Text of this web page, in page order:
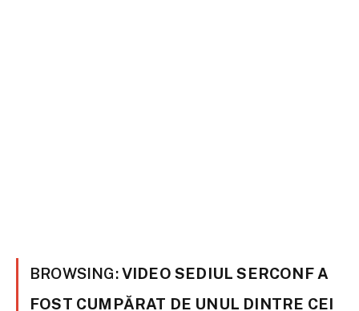
BROWSING:VIDEO SEDIUL SERCONF A
FOST CUMPĂRAT DE UNUL DINTRE CEI